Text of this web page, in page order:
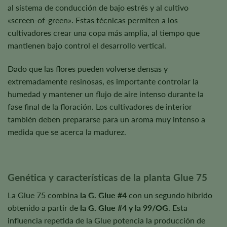
al sistema de conducción de bajo estrés y al cultivo
«screen-of-green». Estas técnicas permiten a los
cultivadores crear una copa más amplia, al tiempo que
mantienen bajo control el desarrollo vertical.
Dado que las flores pueden volverse densas y
extremadamente resinosas, es importante controlar la
humedad y mantener un flujo de aire intenso durante la
fase final de la floración. Los cultivadores de interior
también deben prepararse para un aroma muy intenso a
medida que se acerca la madurez.
Genética y características de la planta Glue 75
La Glue 75 combina la G. Glue #4 con un segundo híbrido
obtenido a partir de la G. Glue #4 y la 99/OG. Esta
influencia repetida de la Glue potencia la producción de